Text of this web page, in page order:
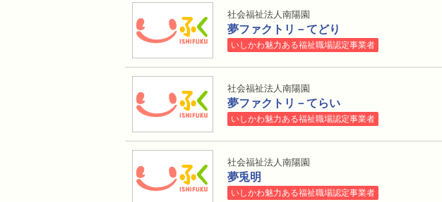
社会福祉法人南陽園
夢ファクトリ－てどり
いしかわ魅力ある福祉職場認定事業者
社会福祉法人南陽園
夢ファクトリ－てらい
いしかわ魅力ある福祉職場認定事業者
社会福祉法人南陽園
夢兎明
いしかわ魅力ある福祉職場認定事業者